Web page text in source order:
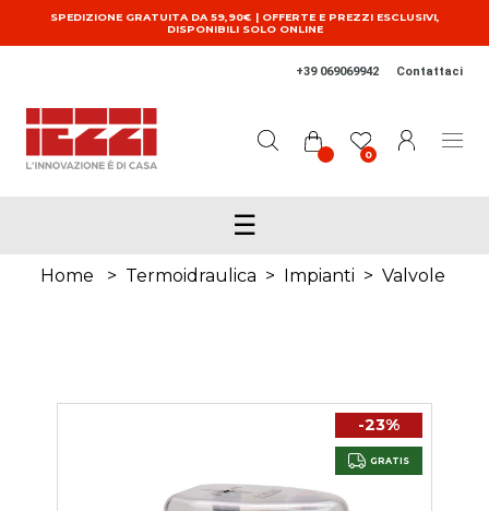
Salta al contenuto principale
SPEDIZIONE GRATUITA DA 59,90€ | OFFERTE E PREZZI ESCLUSIVI,
DISPONIBILI SOLO ONLINE
+39 069069942 Contattaci
0
☰
Home > Termoidraulica > Impianti > Valvole
-23%
GRATIS